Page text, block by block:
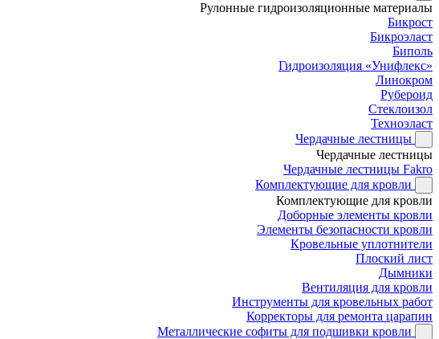
Рулонные гидроизоляционные материалы
Бикрост
Бикроэласт
Биполь
Гидроизоляция «Унифлекс»
Линокром
Рубероид
Стеклоизол
Техноэласт
Чердачные лестницы
Чердачные лестницы
Чердачные лестницы Fakro
Комплектующие для кровли
Комплектующие для кровли
Доборные элементы кровли
Элементы безопасности кровли
Кровельные уплотнители
Плоский лист
Дымники
Вентиляция для кровли
Инструменты для кровельных работ
Корректоры для ремонта царапин
Металлические софиты для подшивки кровли